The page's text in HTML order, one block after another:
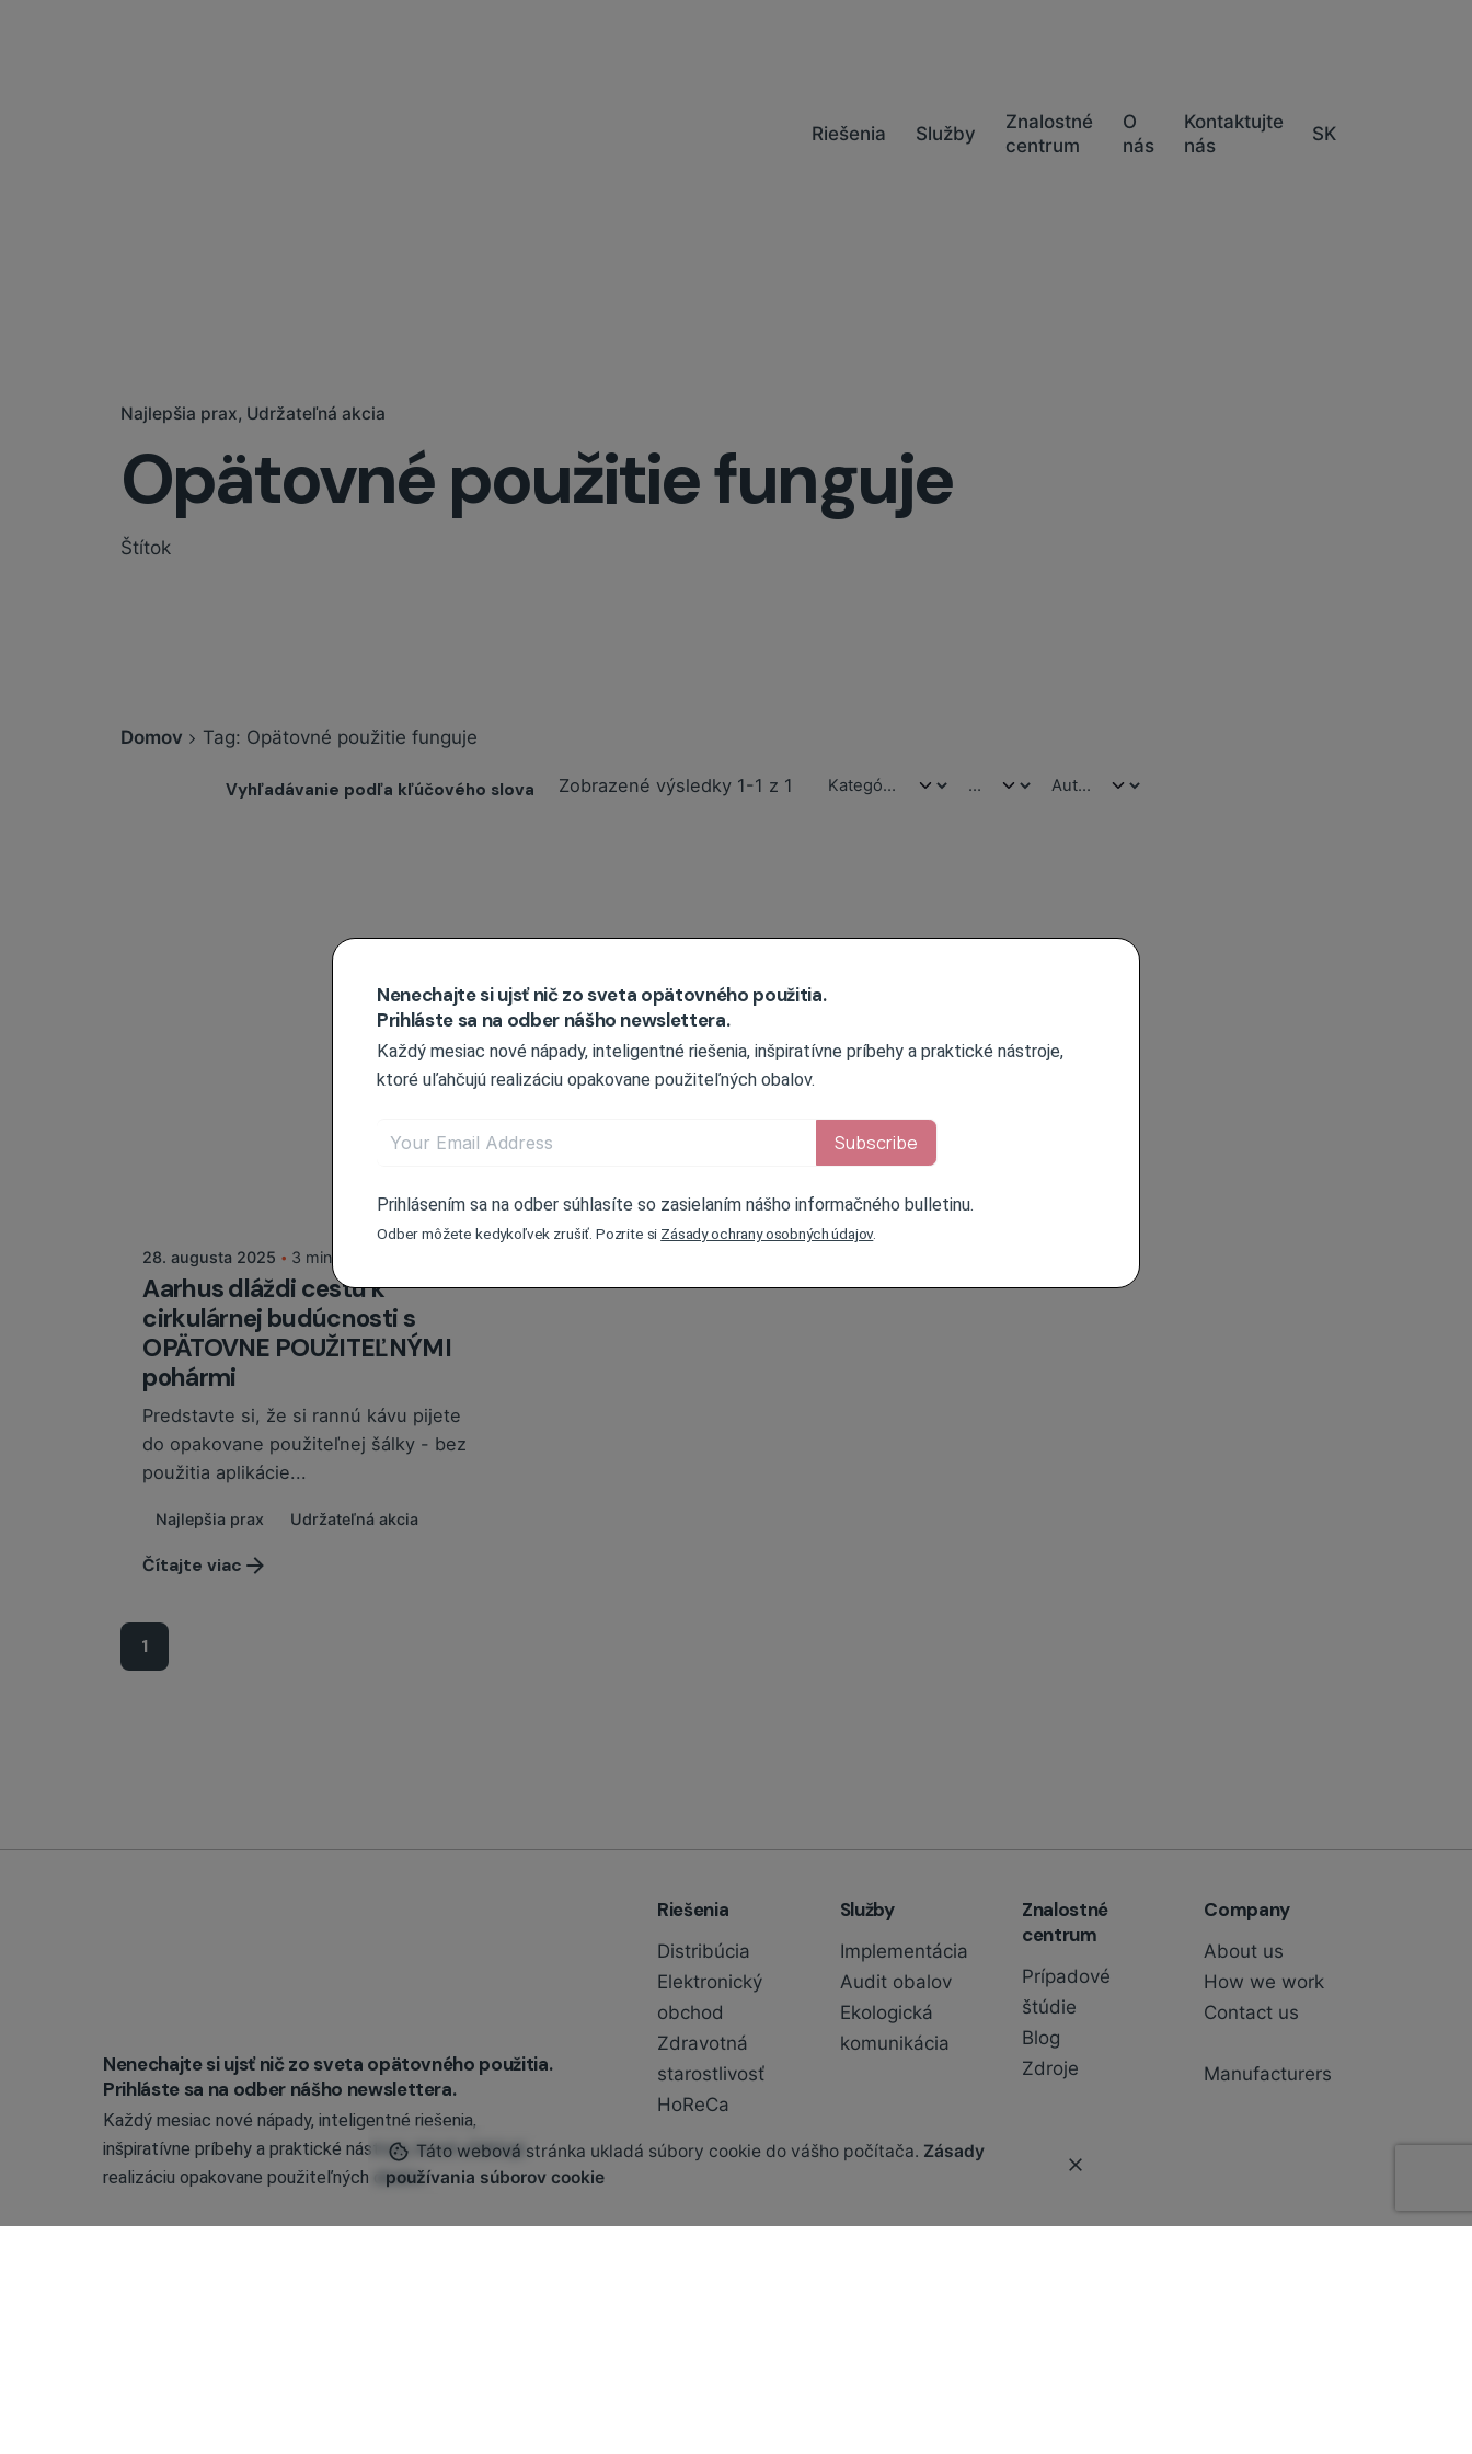
Nenechajte si ujsť nič zo sveta opätovného použitia.
Prihláste sa na odber nášho newslettera.
Každý mesiac nové nápady, inteligentné riešenia, inšpiratívne príbehy a praktické nástroje,
ktoré uľahčujú realizáciu opakovane použiteľných obalov.
Prihlásením sa na odber súhlasíte so zasielaním nášho informačného bulletinu.
Odber môžete kedykoľvek zrušiť. Pozrite si Zásady ochrany osobných údajov.
Riešenia Služby
Znalostné
centrum
O
nás
Kontaktujte
nás
SK
Najlepšia prax Udržateľná akcia
Opätovné použitie funguje
Štítok
Domov Tag: Opätovné použitie funguje
Vyhľadávanie podľa kľúčového slova Zobrazené výsledky 1-1 z 1
28. augusta 2025 3 min čítania
Aarhus dláždi cestu k
cirkulárnej budúcnosti s
OPÄTOVNE POUŽITEĽNÝMI
pohármi
Predstavte si, že si rannú kávu pijete
do opakovane použiteľnej šálky - bez
použitia aplikácie...
Najlepšia prax Udržateľná akcia
Čítajte viac
1
Nenechajte si ujsť nič zo sveta opätovného použitia.
Prihláste sa na odber nášho newslettera.
Každý mesiac nové nápady, inteligentné riešenia,
inšpiratívne príbehy a praktické nástroje, ktoré uľahčujú
realizáciu opakovane použiteľných obalov.
Riešenia
Distribúcia
Elektronický
obchod
Zdravotná
starostlivosť
HoReCa
Služby
Implementácia
Audit obalov
Ekologická
komunikácia
Znalostné
centrum
Prípadové
štúdie
Blog
Zdroje
Company
About us
How we work
Contact us
Manufacturers
Táto webová stránka ukladá súbory cookie do vášho počítača. Zásady
používania súborov cookie